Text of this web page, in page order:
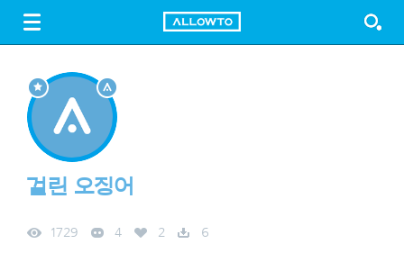
FREE DOWNLOAD
걸린 오징어
1729 4 2 6